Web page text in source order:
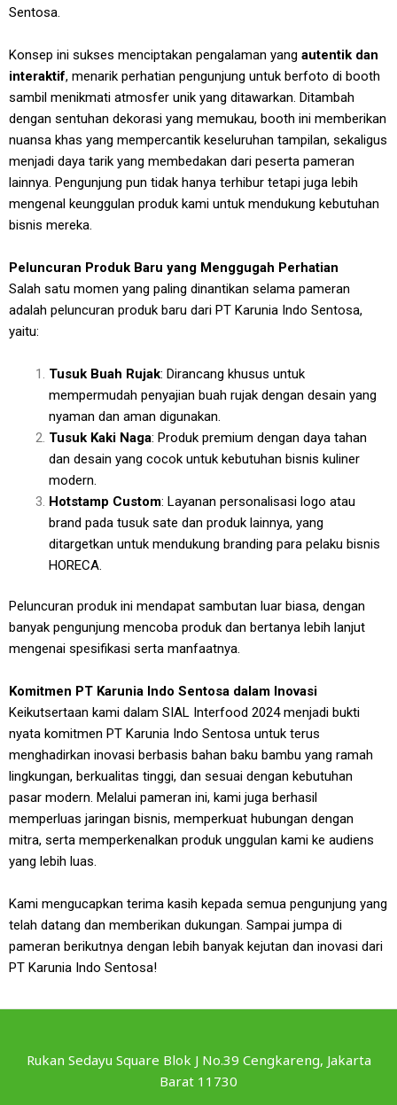
Sentosa.
Konsep ini sukses menciptakan pengalaman yang autentik dan
interaktif, menarik perhatian pengunjung untuk berfoto di booth
sambil menikmati atmosfer unik yang ditawarkan. Ditambah
dengan sentuhan dekorasi yang memukau, booth ini memberikan
nuansa khas yang mempercantik keseluruhan tampilan, sekaligus
menjadi daya tarik yang membedakan dari peserta pameran
lainnya. Pengunjung pun tidak hanya terhibur tetapi juga lebih
mengenal keunggulan produk kami untuk mendukung kebutuhan
bisnis mereka.
Peluncuran Produk Baru yang Menggugah Perhatian
Salah satu momen yang paling dinantikan selama pameran
adalah peluncuran produk baru dari PT Karunia Indo Sentosa,
yaitu:
Tusuk Buah Rujak: Dirancang khusus untuk
mempermudah penyajian buah rujak dengan desain yang
nyaman dan aman digunakan.
Tusuk Kaki Naga: Produk premium dengan daya tahan
dan desain yang cocok untuk kebutuhan bisnis kuliner
modern.
Hotstamp Custom: Layanan personalisasi logo atau
brand pada tusuk sate dan produk lainnya, yang
ditargetkan untuk mendukung branding para pelaku bisnis
HORECA.
Peluncuran produk ini mendapat sambutan luar biasa, dengan
banyak pengunjung mencoba produk dan bertanya lebih lanjut
mengenai spesifikasi serta manfaatnya.
Komitmen PT Karunia Indo Sentosa dalam Inovasi
Keikutsertaan kami dalam SIAL Interfood 2024 menjadi bukti
nyata komitmen PT Karunia Indo Sentosa untuk terus
menghadirkan inovasi berbasis bahan baku bambu yang ramah
lingkungan, berkualitas tinggi, dan sesuai dengan kebutuhan
pasar modern. Melalui pameran ini, kami juga berhasil
memperluas jaringan bisnis, memperkuat hubungan dengan
mitra, serta memperkenalkan produk unggulan kami ke audiens
yang lebih luas.
Kami mengucapkan terima kasih kepada semua pengunjung yang
telah datang dan memberikan dukungan. Sampai jumpa di
pameran berikutnya dengan lebih banyak kejutan dan inovasi dari
PT Karunia Indo Sentosa!
Rukan Sedayu Square Blok J No.39 Cengkareng, Jakarta
Barat 11730